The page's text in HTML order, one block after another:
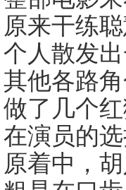
原来干练
个人散发
其他各路
做了几个
在演员的
原着中，